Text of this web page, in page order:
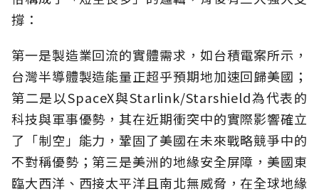
撐：
第一是製造業回流的實體需求，如台積電案所示，
台灣半導體製造能量正超乎預期地加速回歸美國；
第二是以SpaceX與Starlink/Starshield為代表的
科技與軍事優勢，其在近期衝突中的實際影響確立
了「制空」能力，鞏固了美國在未來戰略競爭中的
不對稱優勢；第三是美洲的地緣安全屏障，美國東
臨大西洋、西接太平洋且南北無威脅，在全球地緣